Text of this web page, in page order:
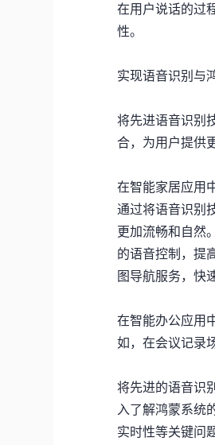
在用户说话的过
性。
实现语音识别与
将先进语音识别
合，为用户提供
在智能家居应用
通过将语音识别
更加流畅和自然
的语音控制，提
图导航服务，快
在智能办公应用
如，在会议记录
将先进的语音识
入了解鸿蒙系统
实时性等关键问